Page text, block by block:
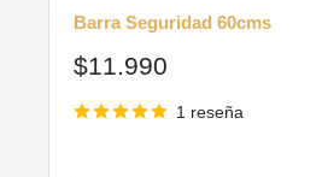
Barra Seguridad 60cms
Precio
venta
$11.990
1 reseña